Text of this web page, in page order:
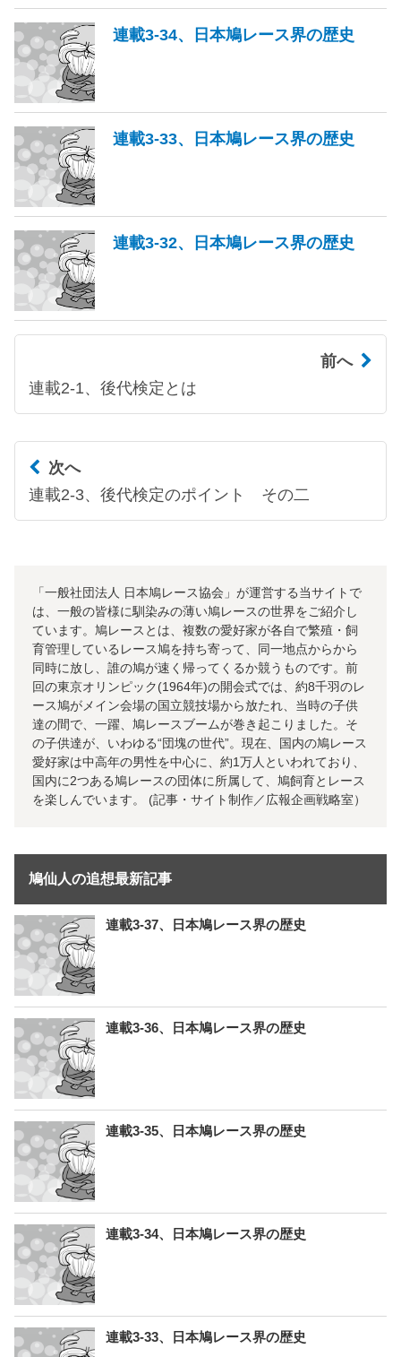
連載3-34、日本鳩レース界の歴史
連載3-33、日本鳩レース界の歴史
連載3-32、日本鳩レース界の歴史
前へ
連載2-1、後代検定とは
次へ
連載2-3、後代検定のポイント その二
「一般社団法人 日本鳩レース協会」が運営する当サイトで
は、一般の皆様に馴染みの薄い鳩レースの世界をご紹介し
ています。鳩レースとは、複数の愛好家が各自で繁殖・飼
育管理しているレース鳩を持ち寄って、同一地点からから
同時に放し、誰の鳩が速く帰ってくるか競うものです。前
回の東京オリンピック(1964年)の開会式では、約8千羽のレ
ース鳩がメイン会場の国立競技場から放たれ、当時の子供
達の間で、一躍、鳩レースブームが巻き起こりました。そ
の子供達が、いわゆる“団塊の世代”。現在、国内の鳩レース
愛好家は中高年の男性を中心に、約1万人といわれており、
国内に2つある鳩レースの団体に所属して、鳩飼育とレース
を楽しんでいます。 (記事・サイト制作／広報企画戦略室）
鳩仙人の追想最新記事
連載3-37、日本鳩レース界の歴史
連載3-36、日本鳩レース界の歴史
連載3-35、日本鳩レース界の歴史
連載3-34、日本鳩レース界の歴史
連載3-33、日本鳩レース界の歴史